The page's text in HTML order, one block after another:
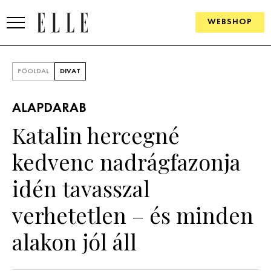
WEBSHOP
SZÉPSÉG
ÉLETMÓD
FŐOLDAL DIVAT
ALAPDARAB
Katalin hercegné
kedvenc nadrágfazonja
idén tavasszal
verhetetlen – és minden
alakon jól áll